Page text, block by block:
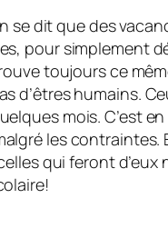
se dit que des
pour simplement
toujours ce
d’êtres humains.
mois. C’est
les
qui feront